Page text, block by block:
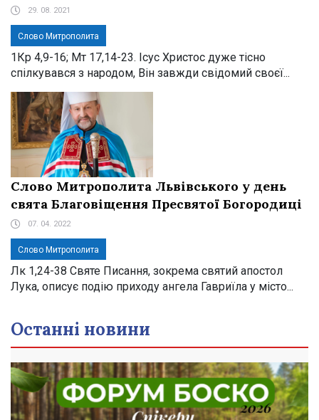
29. 08. 2021
Слово Митрополита
1Кр 4,9-16; Мт 17,14-23. Ісус Христос дуже тісно
спілкувався з народом, Він завжди свідомий своєї...
Слово Митрополита Львівського у день
свята Благовіщення Пресвятої Богородиці
07. 04. 2022
Слово Митрополита
Лк 1,24-38 Святе Писання, зокрема святий апостол
Лука, описує подію приходу ангела Гавриїла у місто...
Останні новини